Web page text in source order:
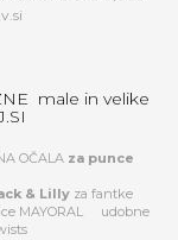
male in velike
OČALA za punce
& Lillyza fantke
MAYORAL
udobne